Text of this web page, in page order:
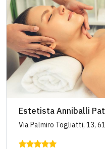
Estetista Anniballi
Via Palmiro Togliatti, 13,